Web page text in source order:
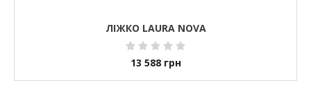
ЛІЖКО LAURA NOVA
13 588 грн